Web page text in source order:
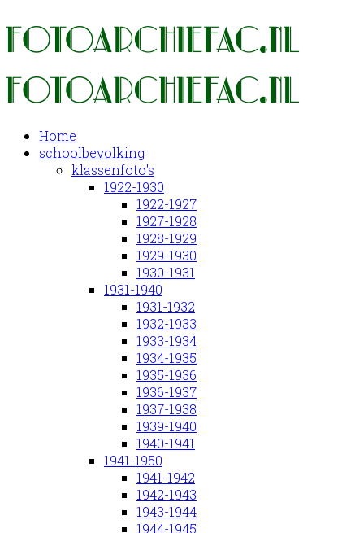
Home
schoolbevolking
klassenfoto's
1922-1930
1922-1927
1927-1928
1928-1929
1929-1930
1930-1931
1931-1940
1931-1932
1932-1933
1933-1934
1934-1935
1935-1936
1936-1937
1937-1938
1939-1940
1940-1941
1941-1950
1941-1942
1942-1943
1943-1944
1944-1945